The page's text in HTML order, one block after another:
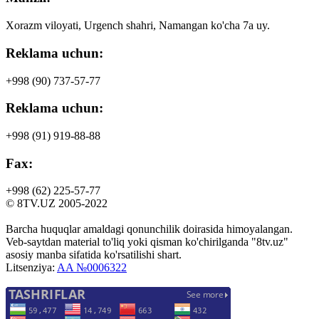
Xorazm viloyati, Urgench shahri, Namangan ko'cha 7a uy.
Reklama uchun:
+998 (90) 737-57-77
Reklama uchun:
+998 (91) 919-88-88
Fax:
+998 (62) 225-57-77
© 8TV.UZ 2005-2022
Barcha huquqlar amaldagi qonunchilik doirasida himoyalangan.
Veb-saytdan material to'liq yoki qisman ko'chirilganda "8tv.uz"
asosiy manba sifatida ko'rsatilishi shart.
Litsenziya: AA №0006322